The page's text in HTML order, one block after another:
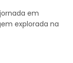
em
explorada na